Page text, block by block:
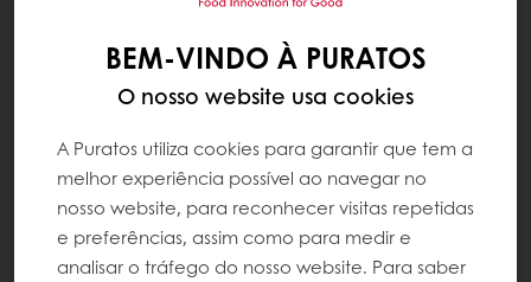
EXPO PURATOS 2019
BEM-VINDO À PURATOS
O nosso website usa cookies
A Puratos utiliza cookies para garantir que tem a
melhor experiência possível ao navegar no
nosso website, para reconhecer visitas repetidas
e preferências, assim como para medir e
analisar o tráfego do nosso website. Para saber